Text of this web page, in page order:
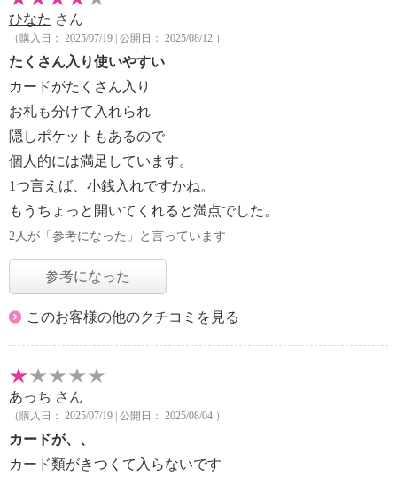
ひなた さん
（購入日： 2025/07/19 | 公開日： 2025/08/12 ）
たくさん入り使いやすい
カードがたくさん入り
お札も分けて入れられ
隠しポケットもあるので
個人的には満足しています。
1つ言えば、小銭入れですかね。
もうちょっと開いてくれると満点でした。
2人が「参考になった」と言っています
参考になった
このお客様の他のクチコミを見る
あっち さん
（購入日： 2025/07/19 | 公開日： 2025/08/04 ）
カードが、、
カード類がきつくて入らないです